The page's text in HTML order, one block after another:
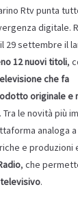
Rtv punta
digitale.
29 settembre il
12 nuovi titoli,
che fa
originale e
Tra le novità più
analoga a
e produzioni
, che
.